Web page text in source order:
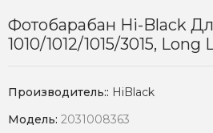
Фотобарабан Hi-Black
1010/1012/1015/3015, Long
Производитель:: HiBlack
Модель: 2031008363